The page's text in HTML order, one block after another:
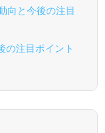
向と今後の注目
の注目ポイント